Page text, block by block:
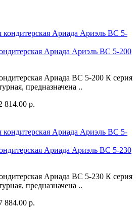
Ариада Ариэль ВС 5-200
Ариада ВС 5-200 К серия
предназначена ..
814.00 р.
Ариада Ариэль ВС 5-230
Ариада ВС 5-230 К серия
предназначена ..
884.00 р.